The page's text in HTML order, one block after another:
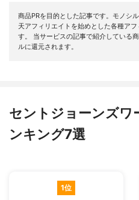
商品PRを目的とした記事です。モノシ
天アフィリエイトを始めとした各種ア
す。 当サービスの記事で紹介している
ルに還元されます。
セントジョーンズワ
ンキング7選
1位